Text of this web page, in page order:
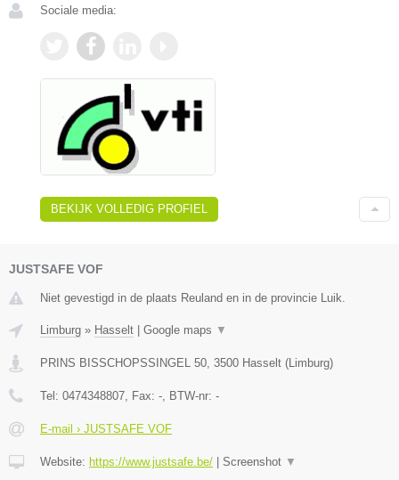
Sociale media:
BEKIJK VOLLEDIG PROFIEL
JUSTSAFE VOF
Niet gevestigd in de plaats Reuland en in de provincie Luik.
Limburg » Hasselt Google maps ▼
PRINS BISSCHOPSSINGEL 50, 3500 Hasselt (Limburg)
Tel: 0474348807, Fax: -, BTW-nr: -
E-mail › JUSTSAFE VOF
Website: https://www.justsafe.be/ Screenshot ▼